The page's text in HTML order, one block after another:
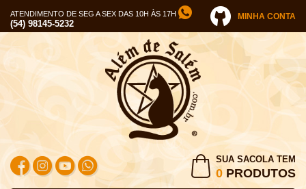
ATENDIMENTO DE SEG A SEX DAS 10H ÀS 17H
(54) 98145-5232
MINHA CONTA
SUA SACOLA TEM
0 PRODUTOS